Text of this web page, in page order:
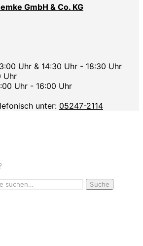
GmbH & Co. KG
Uhr & 14:30 Uhr - 18:30 Uhr
Uhr
Uhr - 16:00 Uhr
unter: 05247-2114
Suche